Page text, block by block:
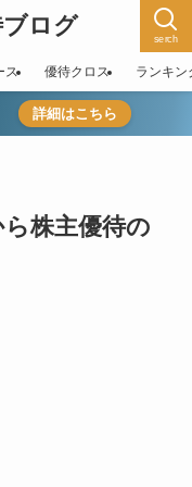
ログ serch
ス 優待クロス ランキン
詳細はこちら
株主優待の